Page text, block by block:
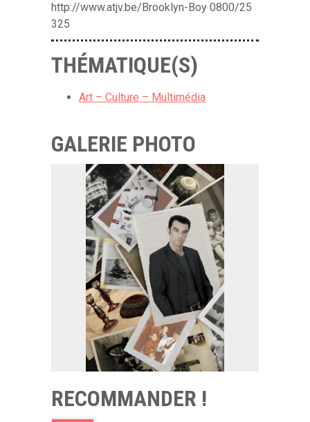
http://www.atjv.be/Brooklyn-Boy 0800/25
325
THÉMATIQUE(S)
Art – Culture – Multimédia
GALERIE PHOTO
RECOMMANDER !